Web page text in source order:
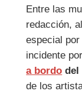
Entre las
redacción,
especial
incidente por
a bordo del
de los